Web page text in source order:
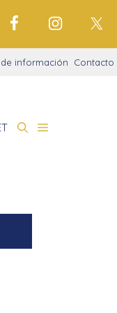
información Contacto